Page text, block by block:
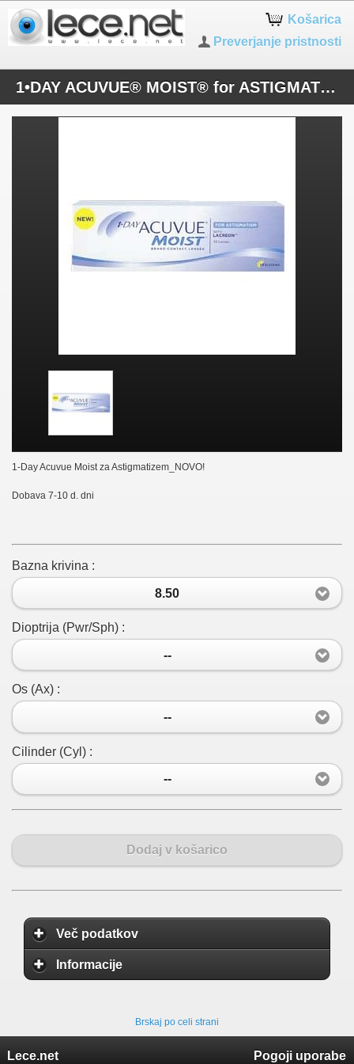
Košarica
Preverjanje pristnosti
1•DAY ACUVUE® MOIST® for ASTIGMATISM (30 leč)
1-Day Acuvue Moist za Astigmatizem_NOVO!
Dobava 7-10 d. dni
Bazna krivina :
8.50
Dioptrija (Pwr/Sph) :
--
Os (Ax) :
--
Cilinder (Cyl) :
--
Dodaj v košarico
Več podatkov
Informacije
Brskaj po celi strani
Lece.net Pogoji uporabe